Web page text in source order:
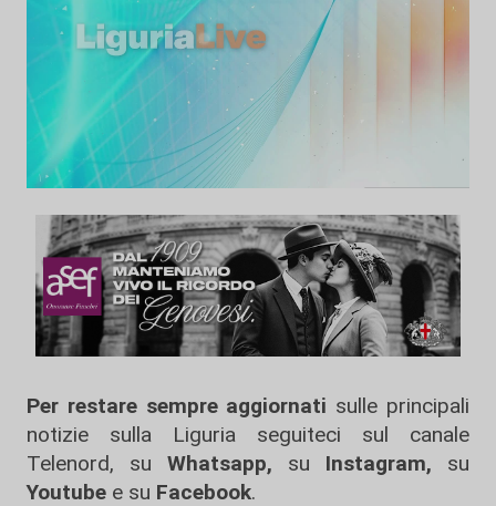
Per restare sempre aggiornati sulle principali
notizie sulla Liguria seguiteci sul canale
Telenord, su
Whatsapp, su Instagram, su
Youtube e su Facebook.